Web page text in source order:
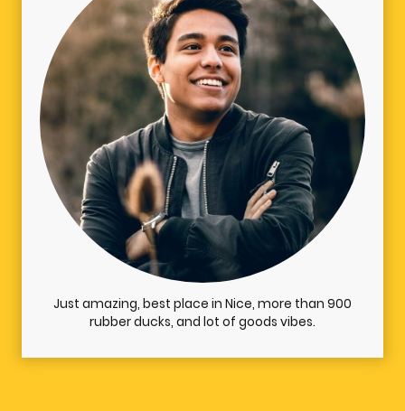
Just amazing, best place in Nice, more than 900
rubber ducks, and lot of goods vibes.